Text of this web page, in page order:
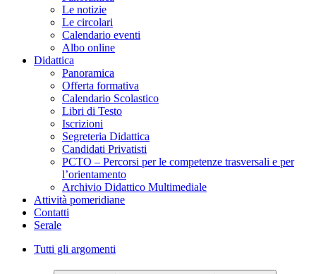
Le notizie
Le circolari
Calendario eventi
Albo online
Didattica
Panoramica
Offerta formativa
Calendario Scolastico
Libri di Testo
Iscrizioni
Segreteria Didattica
Candidati Privatisti
PCTO – Percorsi per le competenze trasversali e per
l’orientamento
Archivio Didattico Multimediale
Attività pomeridiane
Contatti
Serale
Tutti gli argomenti